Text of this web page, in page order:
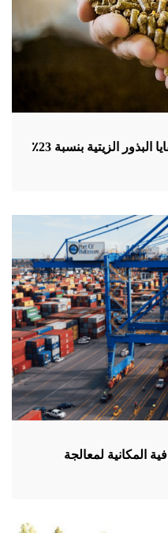
روسيا تزيد من تصدير كُسب وبقايا البذور الزيتية بنسبة 23٪
المكانية لمعالجة